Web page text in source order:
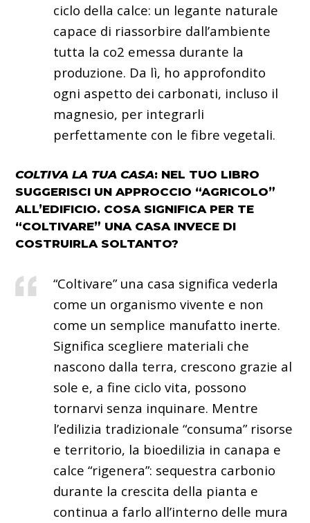
ciclo della calce: un legante naturale
capace di riassorbire dall’ambiente
tutta la co2 emessa durante la
produzione. Da lì, ho approfondito
ogni aspetto dei carbonati, incluso il
magnesio, per integrarli
perfettamente con le fibre vegetali.
COLTIVA LA TUA CASA: NEL TUO LIBRO
SUGGERISCI UN APPROCCIO “AGRICOLO”
ALL’EDIFICIO. COSA SIGNIFICA PER TE
“COLTIVARE” UNA CASA INVECE DI
COSTRUIRLA SOLTANTO?
“Coltivare” una casa significa vederla
come un organismo vivente e non
come un semplice manufatto inerte.
Significa scegliere materiali che
nascono dalla terra, crescono grazie al
sole e, a fine ciclo vita, possono
tornarvi senza inquinare. Mentre
l’edilizia tradizionale “consuma” risorse
e territorio, la bioedilizia in canapa e
calce “rigenera”: sequestra carbonio
durante la crescita della pianta e
continua a farlo all’interno delle mura